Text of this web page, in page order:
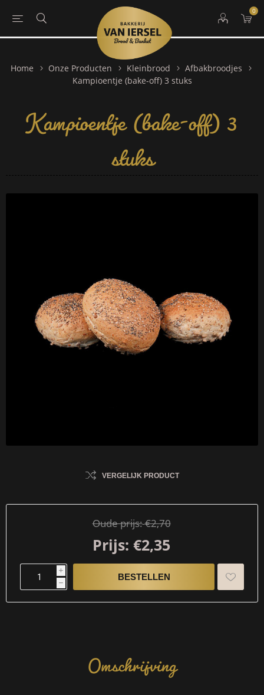
0
Home Onze Producten Kleinbrood
Afbakbroodjes
Kampioentje (bake-off) 3 stuks
Kampioentje (bake-off) 3
stuks
VERGELIJK PRODUCT
Oude prijs:€2,70
Prijs: €2,35
i
h
Omschrijving